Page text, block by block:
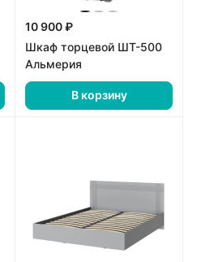
10 900 ₽
Шкаф торцевой ШТ-500
Альмерия
В корзину